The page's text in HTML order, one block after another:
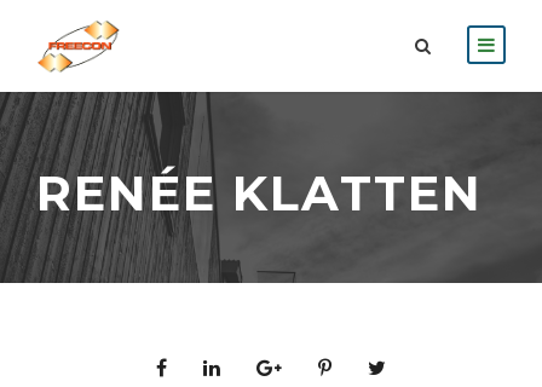
RENÉE KLATTEN